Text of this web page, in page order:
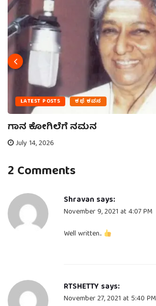
LATEST POSTS ಕಥೆ ಕವನ
ಗಾನ ಕೋಗಿಲೆಗೆ ನಮನ
July 14, 2026
2 Comments
Shravan says:
November 9, 2021 at 4:07 PM
Well written..
RTSHETTY says:
November 27, 2021 at 5:40 PM